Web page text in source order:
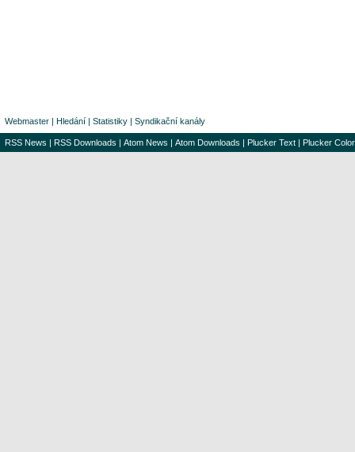
Webmaster | Hledání | Statistiky | Syndikační kanály
RSS News | RSS Downloads | Atom News | Atom Downloads | Plucker Text | Plucker Color